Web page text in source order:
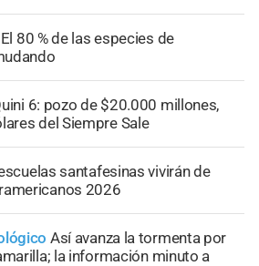
El 80 % de las especies de
6: pozo de $20.000 millones,
del Siempre Sale
santafesinas vivirán de
2026
Así avanza la tormenta por
la información minuto a